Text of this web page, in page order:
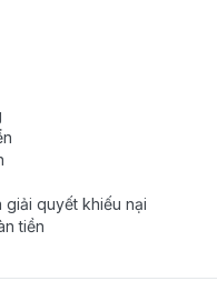
giải quyết khiếu nại
tiền